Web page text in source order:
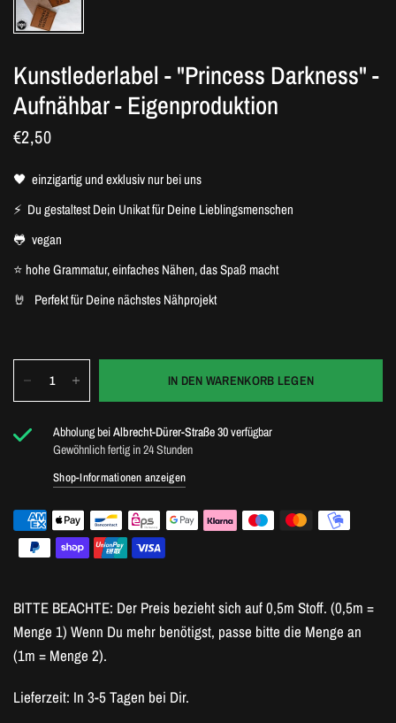
Kunstlederlabel - "Princess Darkness" -
Aufnähbar - Eigenproduktion
€2,50
🖤 einzigartig und exklusiv nur bei uns
⚡ Du gestaltest Dein Unikat für Deine Lieblingsmenschen
🐸 vegan
⭐ hohe Grammatur, einfaches Nähen, das Spaß macht
🤘
Perfekt für Deine nächstes Nähprojekt
IN DEN WARENKORB LEGEN
Abholung beiAlbrecht-Dürer-Straße 30verfügbar
Gewöhnlich fertig in 24 Stunden
Shop-Informationen anzeigen
BITTE BEACHTE: Der Preis bezieht sich auf 0,5m Stoff. (0,5m =
Menge 1) Wenn Du mehr benötigst, passe bitte die Menge an
(1m = Menge 2).
Lieferzeit: In 3-5 Tagen bei Dir.